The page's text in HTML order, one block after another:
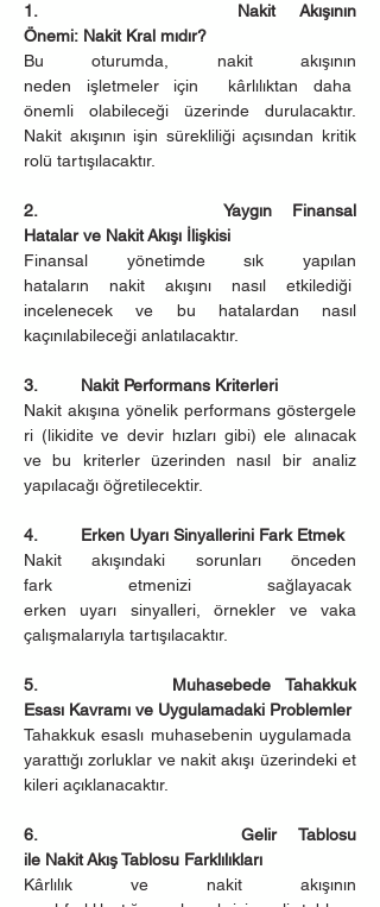
1.        Nakit Akışının
Önemi: Nakit Kral mıdır?
Bu oturumda, nakit akışının
neden işletmeler için  kârlılıktan daha
önemli olabileceği üzerinde durulacaktır.
Nakit akışının işin sürekliliği açısından kritik
rolü tartışılacaktır.
2.         Yaygın Finansal
Hatalar ve Nakit Akışı İlişkisi
Finansal yönetimde sık yapılan
hataların nakit akışını nasıl etkilediği
incelenecek ve bu hatalardan nasıl
kaçınılabileceği anlatılacaktır.
3.         Nakit Performans Kriterleri
Nakit akışına yönelik performans göstergele
ri (likidite ve devir hızları gibi) ele alınacak
ve bu kriterler üzerinden nasıl bir analiz
yapılacağı öğretilecektir.
4.         Erken Uyarı Sinyallerini Fark Etmek
Nakit akışındaki sorunları önceden
fark etmenizi sağlayacak
erken uyarı sinyalleri, örnekler ve vaka
çalışmalarıyla tartışılacaktır.
5.         Muhasebede Tahakkuk
Esası Kavramı ve Uygulamadaki Problemler
Tahakkuk esaslı muhasebenin uygulamada
yarattığı zorluklar ve nakit akışı üzerindeki et
kileri açıklanacaktır.
6.         Gelir Tablosu
ile Nakit Akış Tablosu Farklılıkları
Kârlılık ve nakit akışının